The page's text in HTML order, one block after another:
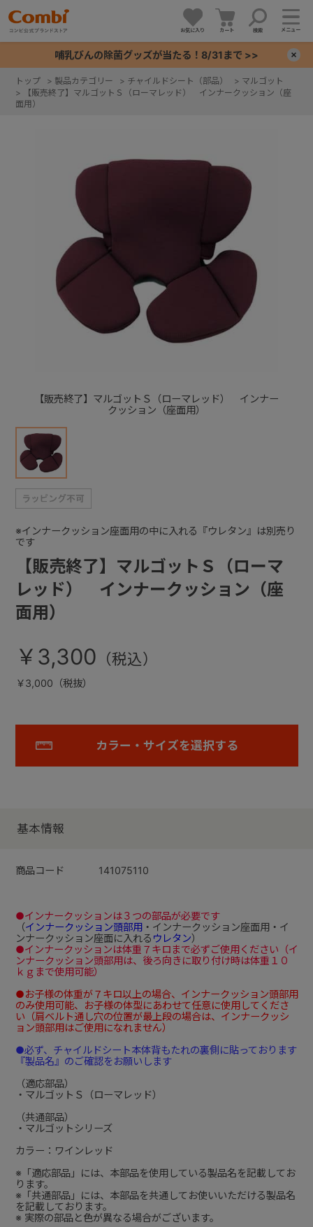
お気に入り カート 検索 メニュー
哺乳びんの除菌グッズが当たる！8/31まで >>
トップ > 製品カテゴリー > チャイルドシート（部品） > マルゴット
>
【販売終了】マルゴットＳ（ローマレッド） インナークッション（座
面用）
【販売終了】マルゴットＳ（ローマレッド） インナー
クッション（座面用）
【販売終了】マルゴットＳ（ローマ
レッド） インナークッション（座
面用）
※インナークッション座面用の中に入れる『ウレタン』は別売り
です
￥3,300
￥3,000（税抜）
カラー・サイズを選択する
基本情報
商品コード 141075110
●インナークッションは３つの部品が必要です
（インナークッション頭部用・インナークッション座面用・イ
ンナークッション座面に入れる ウレタン）
●インナークッションは体重７キロまで必ずご使用ください（イ
ンナークッション頭部用は、後ろ向きに取り付け時は体重１０
ｋｇまで使用可能）
●お子様の体重が７キロ以上の場合、インナークッション頭部用
のみ使用可能、お子様の体型にあわせて任意に使用してくださ
い（肩ベルト通し穴の位置が最上段の場合は、インナークッシ
ョン頭部用はご使用になれません）
●必ず、チャイルドシート本体背もたれの裏側に貼っております
『製品名』のご確認をお願いします
（適応部品）
・マルゴットＳ（ローマレッド）
（共通部品）
・マルゴットシリーズ
カラー：ワインレッド
※「適応部品」には、本部品を使用している製品名を記載してお
ります。
※「共通部品」には、本部品を共通してお使いいただける製品名
を記載しております。
※ 実際の部品と色が異なる場合がございます。